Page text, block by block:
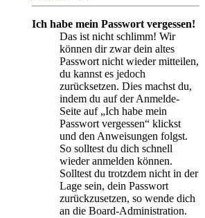
Ich habe mein Passwort vergessen!
Das ist nicht schlimm! Wir
können dir zwar dein altes
Passwort nicht wieder mitteilen,
du kannst es jedoch
zurücksetzen. Dies machst du,
indem du auf der Anmelde-
Seite auf „Ich habe mein
Passwort vergessen“ klickst
und den Anweisungen folgst.
So solltest du dich schnell
wieder anmelden können.
Solltest du trotzdem nicht in der
Lage sein, dein Passwort
zurückzusetzen, so wende dich
an die Board-Administration.